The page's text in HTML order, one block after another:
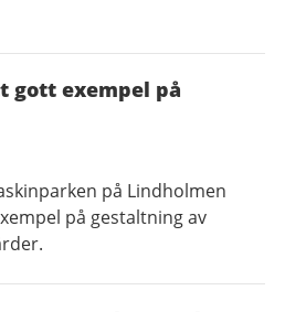
gott exempel på
på Lindholmen
på gestaltning av